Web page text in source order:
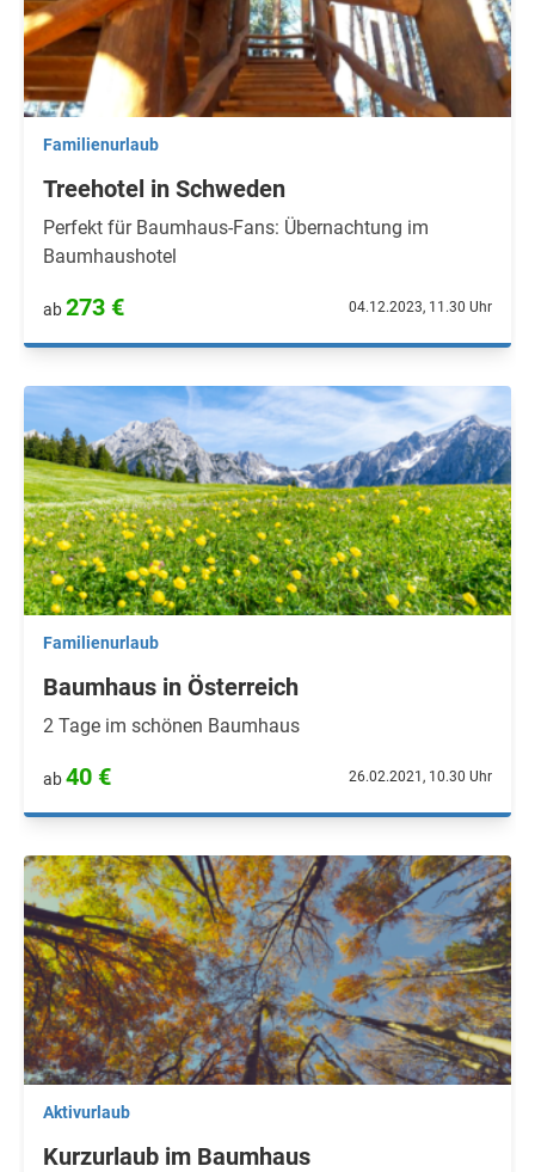
Familienurlaub
Treehotel in Schweden
Perfekt für Baumhaus-Fans: Übernachtung im
Baumhaushotel
ab273 € 04.12.2023, 11.30 Uhr
Familienurlaub
Baumhaus in Österreich
2 Tage im schönen Baumhaus
ab40 € 26.02.2021, 10.30 Uhr
Aktivurlaub
Kurzurlaub im Baumhaus